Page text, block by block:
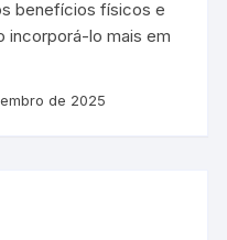
benefícios físicos e
incorporá-lo mais em
de 2025